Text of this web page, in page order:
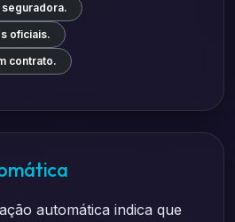
seguradora.
oficiais.
contrato.
automática indica que